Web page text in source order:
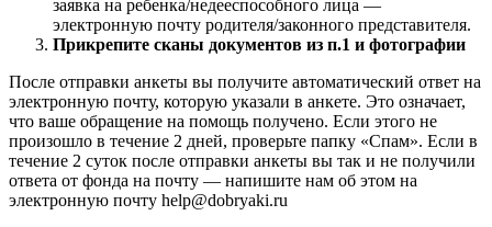
заявка на ребенка/недееспособного лица —
электронную почту родителя/законного представителя.
Прикрепите сканы документов из п.1 и фотографии
После отправки анкеты вы получите автоматический ответ на
электронную почту, которую указали в анкете. Это означает,
что ваше обращение на помощь получено. Если этого не
произошло в течение 2 дней, проверьте папку «Спам». Если в
течение 2 суток после отправки анкеты вы так и не получили
ответа от фонда на почту — напишите нам об этом на
электронную почту help@dobryaki.ru